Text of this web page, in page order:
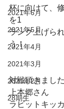
2021年6月
2021年5月
2021年4月
2021年3月
2021年2月
28期生
杯に向けて、
を1
ランク上げら
う！
対戦頂きました
上本郷さん
ラビットキッ